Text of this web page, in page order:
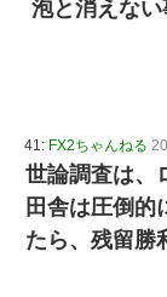
泡と消えな
41: FX2ちゃんねる
世論調査は、
田舎は圧倒的
たら、残留勝